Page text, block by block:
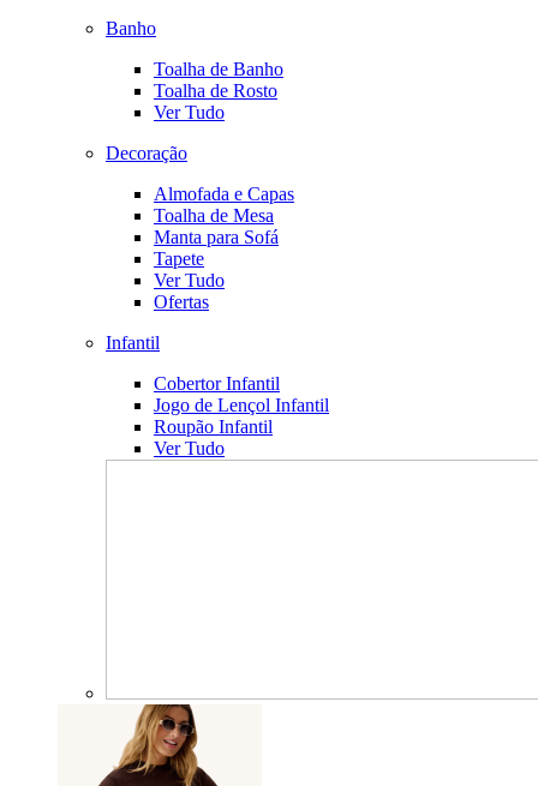
Banho
Toalha de Banho
Toalha de Rosto
Ver Tudo
Decoração
Almofada e Capas
Toalha de Mesa
Manta para Sofá
Tapete
Ver Tudo
Ofertas
Infantil
Cobertor Infantil
Jogo de Lençol Infantil
Roupão Infantil
Ver Tudo